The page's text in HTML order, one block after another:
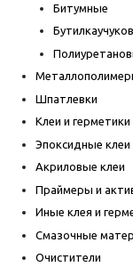
Битумные
Шпатлевки
Клеи и
Эпоксидные клеи
Акриловые клеи
Праймеры и
Иные клея и
Смазочные
Очистители